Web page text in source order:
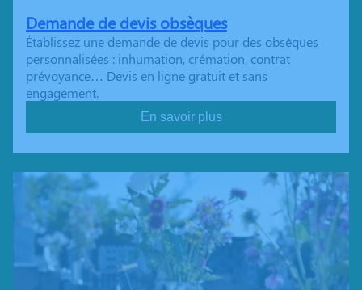
Demande de devis obsèques
Établissez une demande de devis pour des obsèques
personnalisées : inhumation, crémation, contrat
prévoyance… Devis en ligne gratuit et sans
engagement.
En savoir plus